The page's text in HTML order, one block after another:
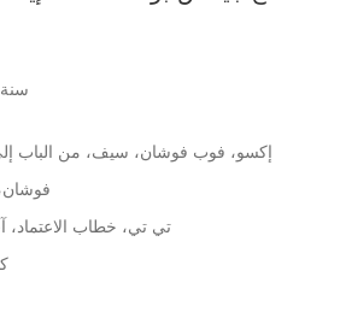
10-15 سنة
إكسو، فوب فوشان، سيف، من الباب
/ تي تي، خطاب الاعتماد،